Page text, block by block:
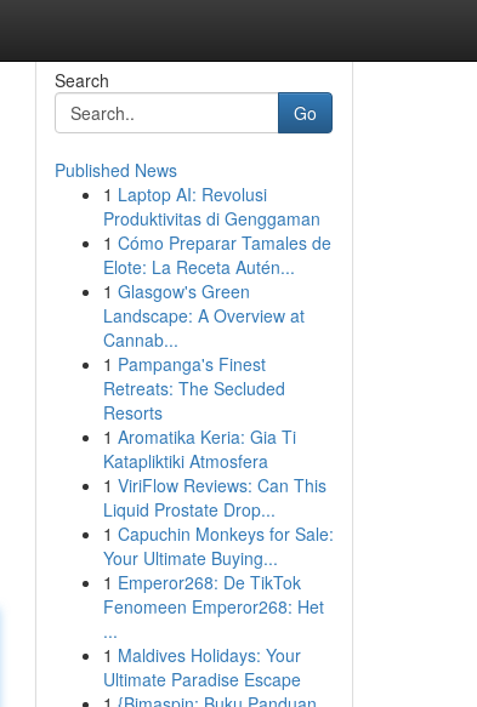
Search
Go
Published News
1 Laptop AI: Revolusi
Produktivitas di Genggaman
1 Cómo Preparar Tamales de
Elote: La Receta Autén...
1 Glasgow's Green
Landscape: A Overview at
Cannab...
1 Pampanga's Finest
Retreats: The Secluded
Resorts
1 Aromatika Keria: Gia Ti
Katapliktiki Atmosfera
1 ViriFlow Reviews: Can This
Liquid Prostate Drop...
1 Capuchin Monkeys for Sale:
Your Ultimate Buying...
1 Emperor268: De TikTok
Fenomeen Emperor268: Het
...
1 Maldives Holidays: Your
Ultimate Paradise Escape